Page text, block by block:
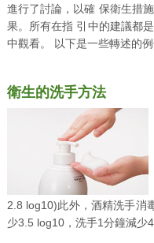
進行了討論，以確 保衛生措
果。所有在指 引中的建議都
中觀看。 以下是一些轉述的例
衛生的洗手方法
2.8 log10)此外，酒精洗手消
少3.5 log10，洗手1分鐘減少